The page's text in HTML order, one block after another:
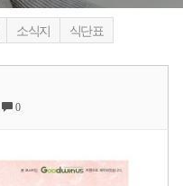
소식지 식단표
0